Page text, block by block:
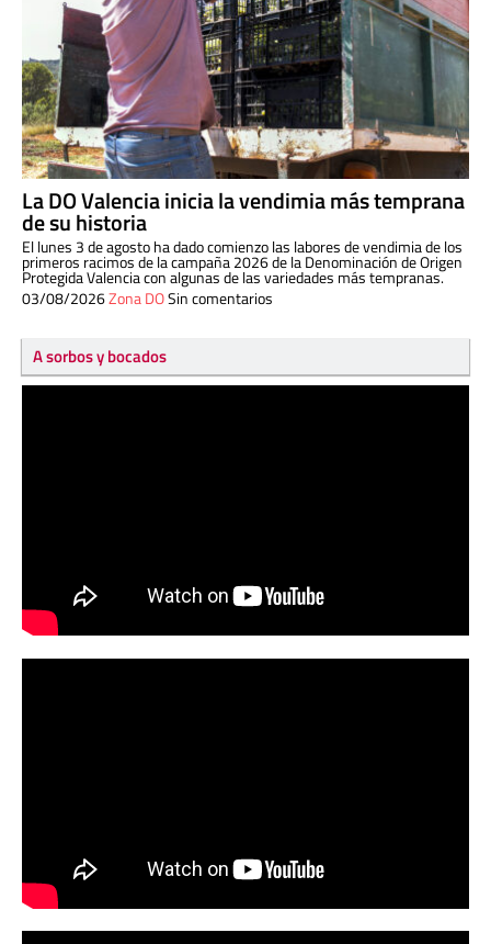
La DO Valencia inicia la vendimia más temprana
de su historia
El lunes 3 de agosto ha dado comienzo las labores de vendimia de los
primeros racimos de la campaña 2026 de la Denominación de Origen
Protegida Valencia con algunas de las variedades más tempranas.
03/08/2026Zona DOSin comentarios
A sorbos y bocados